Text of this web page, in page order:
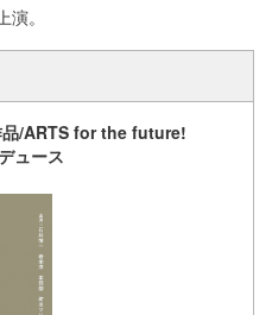
。
品/ARTS for the future!
ュース